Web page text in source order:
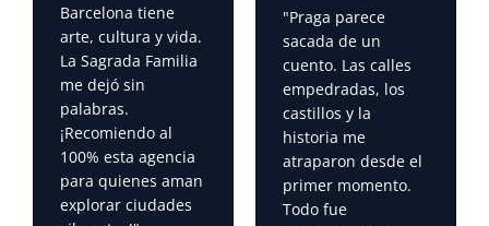
Barcelona tiene
arte, cultura y vida.
La Sagrada Familia
me dejó sin
palabras.
¡Recomiendo al
100% esta agencia
para quienes aman
explorar ciudades
"Praga parece
sacada de un
cuento. Las calles
empedradas, los
castillos y la
historia me
atraparon desde el
primer momento.
Todo fue